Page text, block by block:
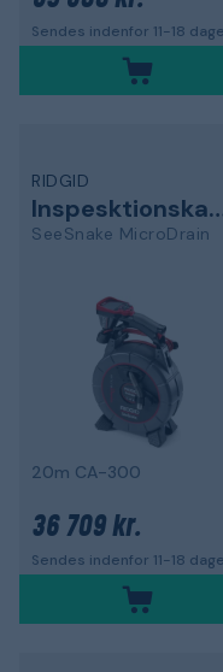
Sendes indenfor 11-18 dage
RIDGID
SeeSnake MicroDrain
20m CA-300
36 709 kr.
Sendes indenfor 11-18 dage